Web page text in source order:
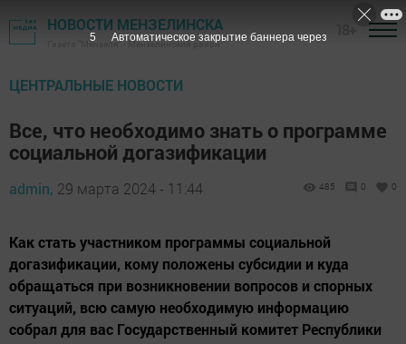
НОВОСТИ МЕНЗЕЛИНСКА
Газета "Мензеля" - Мензелинский район
ЦЕНТРАЛЬНЫЕ НОВОСТИ
Все, что необходимо знать о программе
социальной догазификации
admin, 29 марта 2024 - 11:44 485 0 0
Как стать участником программы социальной
догазификации, кому положены субсидии и куда
обращаться при возникновении вопросов и спорных
ситуаций, всю самую необходимую информацию
собрал для вас Государственный комитет Республики
4 Автоматическое закрытие баннера через